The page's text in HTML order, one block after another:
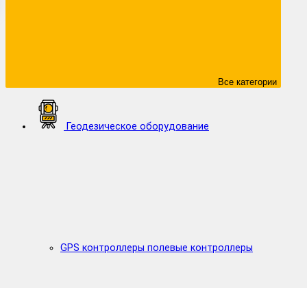
Все категории
Геодезическое оборудование
GPS контроллеры полевые контроллеры